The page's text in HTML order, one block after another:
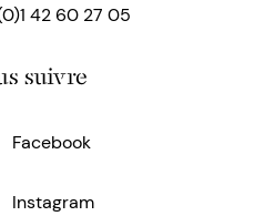
42 60 27 05
suivre
Facebook
Instagram